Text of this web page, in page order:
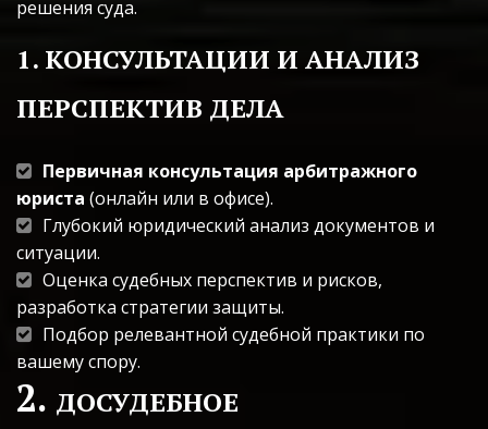
решения суда.
1. КОНСУЛЬТАЦИИ И АНАЛИЗ
ПЕРСПЕКТИВ ДЕЛА
Первичная консультация арбитражного
юриста (онлайн или в офисе).
Глубокий юридический анализ документов и
ситуации.
Оценка судебных перспектив и рисков,
разработка стратегии защиты.
Подбор релевантной судебной практики по
вашему спору.
2. ДОСУДЕБНОЕ